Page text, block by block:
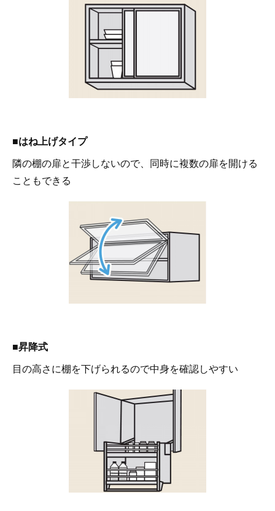
■はね上げタイプ
隣の棚の扉と干渉しないので、同時に複数の扉を開ける
こともできる
■昇降式
目の高さに棚を下げられるので中身を確認しやすい